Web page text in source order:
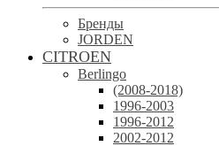
Бренды
JORDEN
CITROEN
Berlingo
(2008-2018)
1996-2003
1996-2012
2002-2012